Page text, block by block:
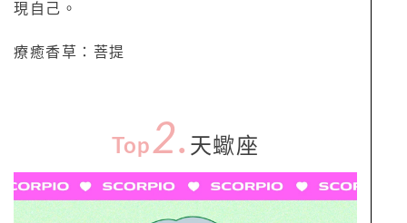
現自己。
療癒香草：菩提
Top2. 天蠍座